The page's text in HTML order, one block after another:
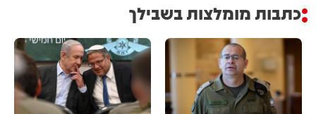
כתבות מומלצות בשבילך